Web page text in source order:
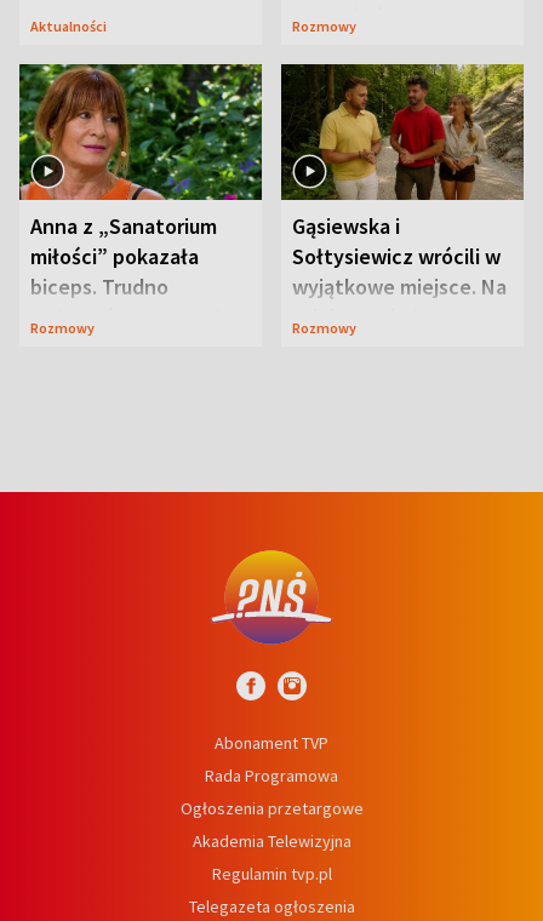
Aktualności
zapowiada
Rozmowy
Anna z „Sanatorium
miłości” pokazała
biceps. Trudno
uwierzyć, co przeszła
Rozmowy
Gąsiewska i
Sołtysiewicz wrócili w
wyjątkowe miejsce. Na
szlaku czekał
Rozmowy
Abonament TVP
Rada Programowa
Ogłoszenia przetargowe
Akademia Telewizyjna
Regulamin tvp.pl
Telegazeta ogłoszenia